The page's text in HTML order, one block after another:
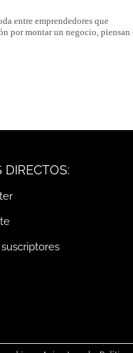
por montar un negocio, piensan
DIRECTOS: